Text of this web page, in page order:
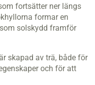
fortsätter ner längs
formar en
solskydd framför
skapad av trä, både för
och för att